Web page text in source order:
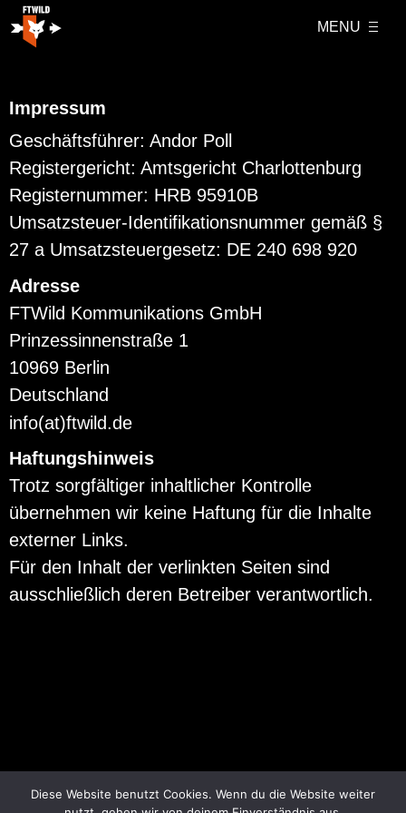
MENU
Impressum
Geschäftsführer: Andor Poll
Registergericht: Amtsgericht Charlottenburg
Registernummer: HRB 95910B
Umsatzsteuer-Identifikationsnummer gemäß §
27 a Umsatzsteuergesetz: DE 240 698 920
Adresse
FTWild Kommunikations GmbH
Prinzessinnenstraße 1
10969 Berlin
Deutschland
info(at)ftwild.de
Haftungshinweis
Trotz sorgfältiger inhaltlicher Kontrolle
übernehmen wir keine Haftung für die Inhalte
externer Links.
Für den Inhalt der verlinkten Seiten sind
ausschließlich deren Betreiber verantwortlich.
Diese Website benutzt Cookies. Wenn du die Website weiter